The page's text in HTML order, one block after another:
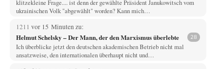
klitzekleine Frage.... ist denn der gewählte Präsident Janukowitsch vom
ukrainischen Volk "abgewählt" worden? Kann mich…
1211 vor 15 Minuten zu:
Helmut Schelsky – Der Mann, der den Marxismus überlebte 28
Ich überblicke jetzt den deutschen akademischen Betrieb nicht mal
ansatzweise, den internationalen überhaupt nicht und…